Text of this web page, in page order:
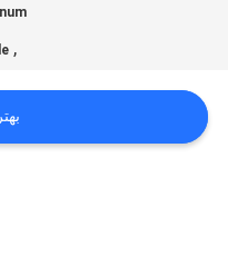
پرونده
ها
,